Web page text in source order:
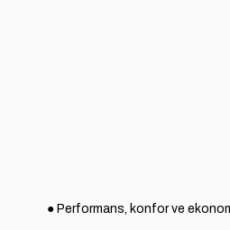
● Performans, konfor ve